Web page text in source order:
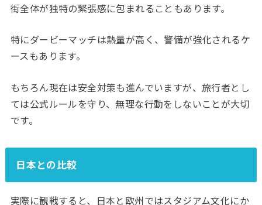
街全体が独特の緊張感に包まれることもあります。
特にダービーマッチは熱量が高く、警備が強化されるケ
ースもあります。
もちろん現在は安全対策も進んでいますが、旅行者とし
ては公式ルールを守り、無理な行動をしないことが大切
です。
日本との比較
実際に観戦すると、日本と欧州ではスタジアム文化にか